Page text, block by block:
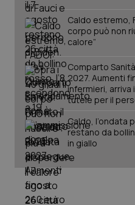
Caldo estremo,
corpo può non
calore”
Comparto
2027. Aumenti
infermieri, arriva
tutele per il
Caldo, l’ondata
restano da
in giallo
PHPSESSID